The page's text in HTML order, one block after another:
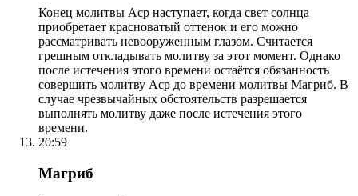
Конец молитвы Аср наступает, когда свет солнца
приобретает красноватый оттенок и его можно
рассматривать невооруженным глазом. Считается
грешным откладывать молитву за этот момент. Однако
после истечения этого времени остаётся обязанность
совершить молитву Аср до времени молитвы Магриб. В
случае чрезвычайных обстоятельств разрешается
выполнять молитву даже после истечения этого
времени.
20:59
Магриб